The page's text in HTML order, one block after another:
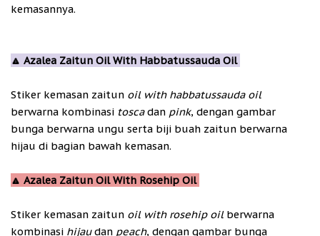
kemasannya.
🔼 Azalea Zaitun Oil With Habbatussauda Oil
Stiker kemasan zaitun oil with habbatussauda oil
berwarna kombinasi toscadan pink, dengan gambar
bunga berwarna ungu serta biji buah zaitun berwarna
hijau di bagian bawah kemasan.
🔼 Azalea Zaitun Oil With Rosehip Oil
Stiker kemasan zaitun oil with rosehip oilberwarna
kombinasi hijaudan peach, dengan gambar bunga